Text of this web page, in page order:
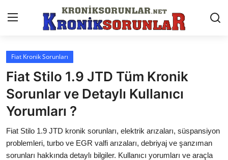
Anasayfa
Markalar
İletişim
Trafik & Cezalar
Sigorta & Kasko
Fiat Kronik Sorunları
Fiat Stilo 1.9 JTD Tüm Kronik
Sorunlar ve Detaylı Kullanıcı
Yorumları ?
Fiat Stilo 1.9 JTD kronik sorunları, elektrik arızaları, süspansiyon
problemleri, turbo ve EGR valfi arızaları, debriyaj ve şanzıman
sorunları hakkında detaylı bilgiler. Kullanıcı yorumları ve araçla